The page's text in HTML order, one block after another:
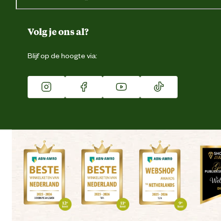
Duurzaamheid
Franchise
Vacatures
Winkels
Volg je ons al?
Blijf op de hoogte via: